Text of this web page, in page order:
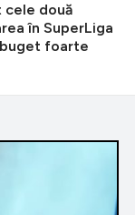
cele două
în SuperLiga
buget foarte